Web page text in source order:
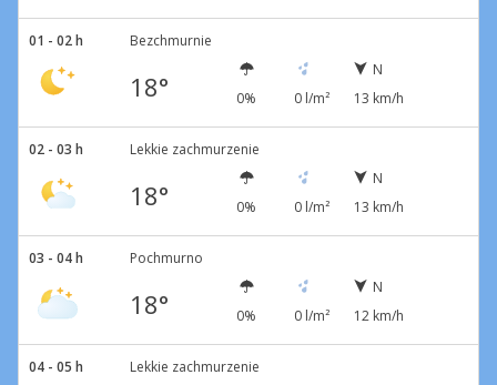
01 - 02 h Bezchmurnie
18° 0% 0 l/m²
N
13 km/h
02 - 03 h Lekkie zachmurzenie
18° 0% 0 l/m²
N
13 km/h
03 - 04 h Pochmurno
18° 0% 0 l/m²
N
12 km/h
04 - 05 h Lekkie zachmurzenie